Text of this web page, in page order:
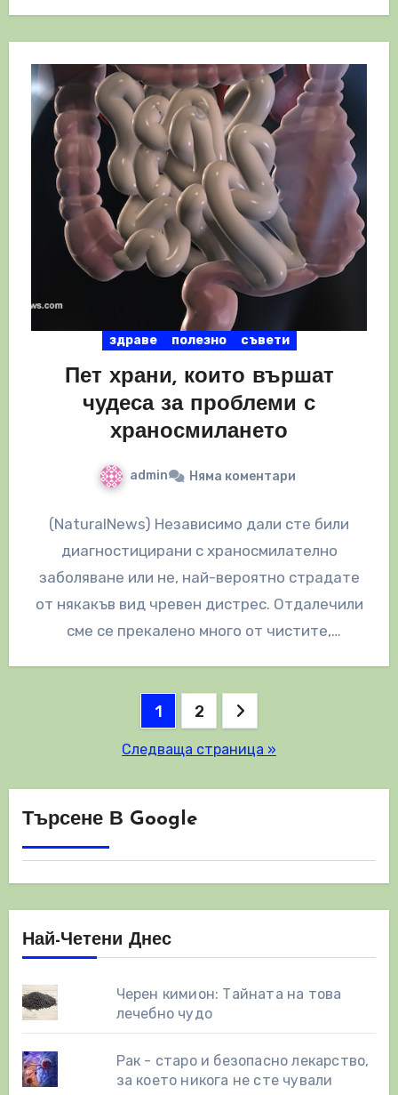
здраве полезно съвети
Пет храни, които вършат
чудеса за проблеми с
храносмилането
admin Няма коментари
(NaturalNews) Независимо дали сте били
диагностицирани с храносмилателно
заболяване или не, най-вероятно страдате
от някакъв вид чревен дистрес. Отдалечили
сме се прекалено много от чистите,
Разделяне
публикациите
на
страници
1 2
Следваща страница »
Търсене В Google
Най-Четени Днес
Черен кимион: Тайната на това
лечебно чудо
Рак - старо и безопасно лекарство,
за което никога не сте чували